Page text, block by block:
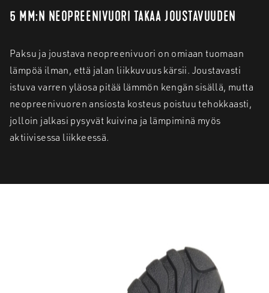
5 MM:N NEOPREENIVUORI TAKAA JOUSTAVUUDEN
Paksu ja joustava neopreenivuori on omiaan tuomaan
lämpöä ilman, että jalan liikkuvuus kärsii. Joustavasti
istuva varren yläosa pitää lämmön kengän sisällä, mutta
neopreenivuoren ansiosta kosteus poistuu tehokkaasti,
jolloin jalkasi pysyvät kuivina ja lämpiminä myös
aktiivisessa liikkeessä.